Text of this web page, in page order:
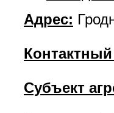
Адрес:
Субъект